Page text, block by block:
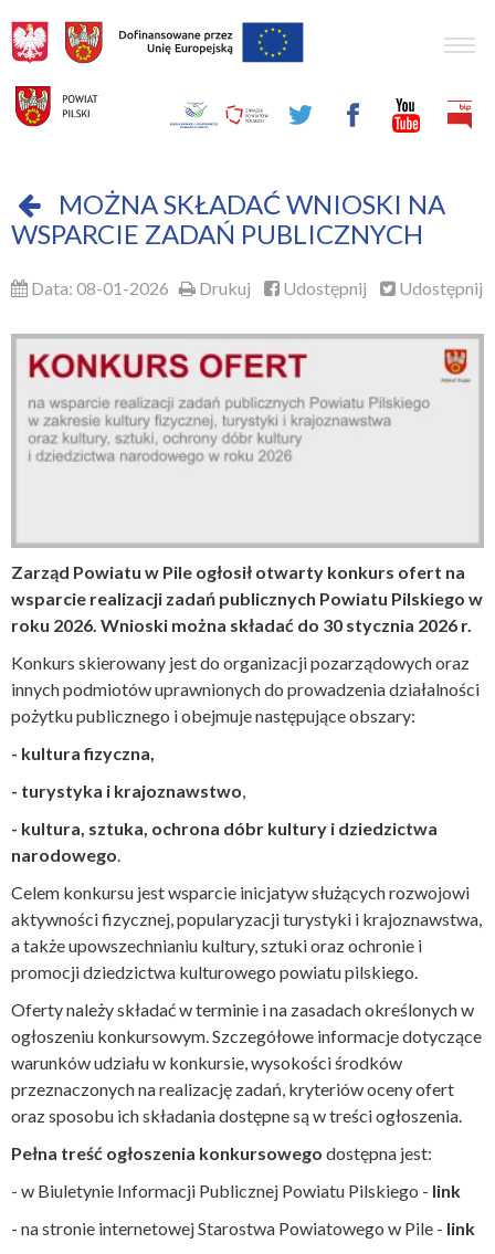
MOŻNA SKŁADAĆ WNIOSKI NA
WSPARCIE ZADAŃ PUBLICZNYCH
Data: 08-01-2026 Drukuj Udostępnij Udostępnij
Zarząd Powiatu w Pile ogłosił otwarty konkurs ofert na
wsparcie realizacji zadań publicznych Powiatu Pilskiego w
roku 2026. Wnioski można składać do 30 stycznia 2026 r.
Konkurs skierowany jest do organizacji pozarządowych oraz
innych podmiotów uprawnionych do prowadzenia działalności
pożytku publicznego i obejmuje następujące obszary:
- kultura fizyczna,
- turystyka i krajoznawstwo,
- kultura, sztuka, ochrona dóbr kultury i dziedzictwa
narodowego.
Celem konkursu jest wsparcie inicjatyw służących rozwojowi
aktywności fizycznej, popularyzacji turystyki i krajoznawstwa,
a także upowszechnianiu kultury, sztuki oraz ochronie i
promocji dziedzictwa kulturowego powiatu pilskiego.
Oferty należy składać w terminie i na zasadach określonych w
ogłoszeniu konkursowym. Szczegółowe informacje dotyczące
warunków udziału w konkursie, wysokości środków
przeznaczonych na realizację zadań, kryteriów oceny ofert
oraz sposobu ich składania dostępne są w treści ogłoszenia.
Pełna treść ogłoszenia konkursowego dostępna jest:
- w Biuletynie Informacji Publicznej Powiatu Pilskiego - link
- na stronie internetowej Starostwa Powiatowego w Pile - link